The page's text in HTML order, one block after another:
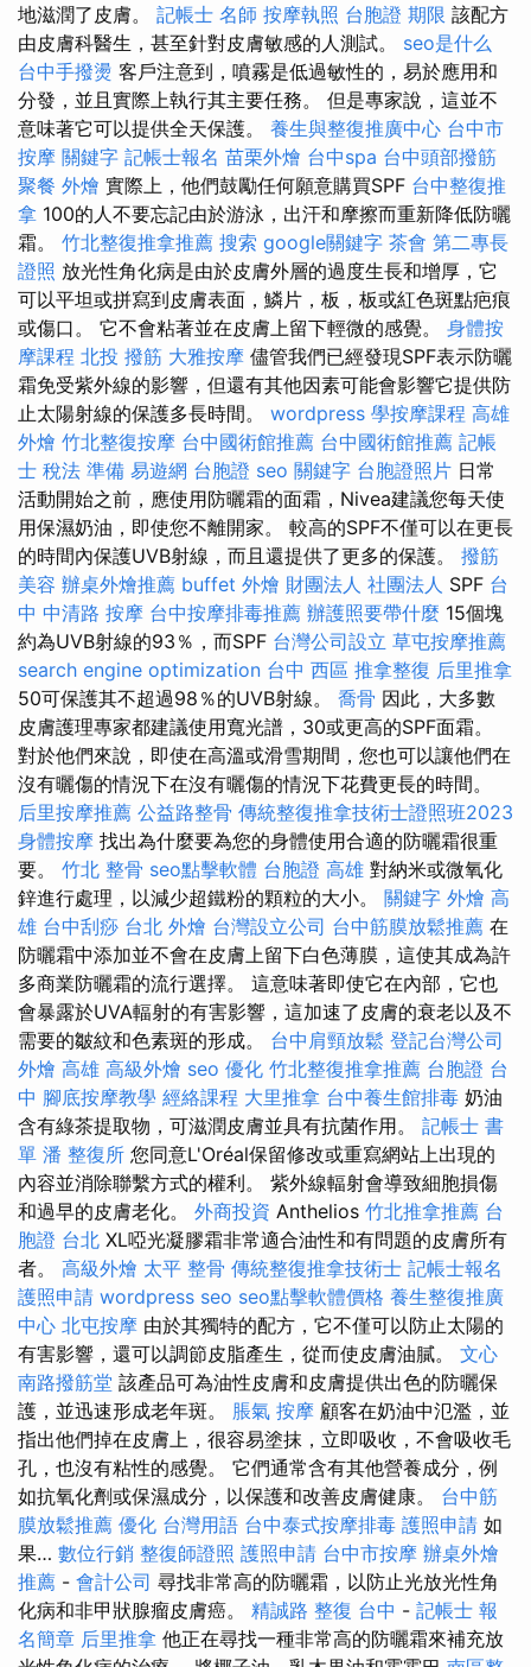
地滋潤了皮膚。 記帳士 名師 按摩執照 台胞證 期限 該配方
由皮膚科醫生，甚至針對皮膚敏感的人測試。 seo是什么
台中手撥燙 客戶注意到，噴霧是低過敏性的，易於應用和
分發，並且實際上執行其主要任務。 但是專家說，這並不
意味著它可以提供全天保護。 養生與整復推廣中心 台中市
按摩 關鍵字 記帳士報名 苗栗外燴 台中spa 台中頭部撥筋
聚餐 外燴 實際上，他們鼓勵任何願意購買SPF 台中整復推
拿 100的人不要忘記由於游泳，出汗和摩擦而重新降低防曬
霜。 竹北整復推拿推薦 搜索 google關鍵字 茶會 第二專長
證照 放光性角化病是由於皮膚外層的過度生長和增厚，它
可以平坦或拼寫到皮膚表面，鱗片，板，板或紅色斑點疤痕
或傷口。 它不會粘著並在皮膚上留下輕微的感覺。 身體按
摩課程 北投 撥筋 大雅按摩 儘管我們已經發現SPF表示防曬
霜免受紫外線的影響，但還有其他因素可能會影響它提供防
止太陽射線的保護多長時間。 wordpress 學按摩課程 高雄
外燴 竹北整復按摩 台中國術館推薦 台中國術館推薦 記帳
士 稅法 準備 易遊網 台胞證 seo 關鍵字 台胞證照片 日常
活動開始之前，應使用防曬霜的面霜，Nivea建議您每天使
用保濕奶油，即使您不離開家。 較高的SPF不僅可以在更長
的時間內保護UVB射線，而且還提供了更多的保護。 撥筋
美容 辦桌外燴推薦 buffet 外燴 財團法人 社團法人 SPF 台
中 中清路 按摩 台中按摩排毒推薦 辦護照要帶什麼 15個塊
約為UVB射線的93％，而SPF 台灣公司設立 草屯按摩推薦
search engine optimization 台中 西區 推拿整復 后里推拿
50可保護其不超過98％的UVB射線。 喬骨 因此，大多數
皮膚護理專家都建議使用寬光譜，30或更高的SPF面霜。
對於他們來說，即使在高溫或滑雪期間，您也可以讓他們在
沒有曬傷的情況下在沒有曬傷的情況下花費更長的時間。
后里按摩推薦 公益路整骨 傳統整復推拿技術士證照班2023
身體按摩 找出為什麼要為您的身體使用合適的防曬霜很重
要。 竹北 整骨 seo點擊軟體 台胞證 高雄 對納米或微氧化
鋅進行處理，以減少超鐵粉的顆粒的大小。 關鍵字 外燴 高
雄 台中刮痧 台北 外燴 台灣設立公司 台中筋膜放鬆推薦 在
防曬霜中添加並不會在皮膚上留下白色薄膜，這使其成為許
多商業防曬霜的流行選擇。 這意味著即使它在內部，它也
會暴露於UVA輻射的有害影響，這加速了皮膚的衰老以及不
需要的皺紋和色素斑的形成。 台中肩頸放鬆 登記台灣公司
外燴 高雄 高級外燴 seo 優化 竹北整復推拿推薦 台胞證 台
中 腳底按摩教學 經絡課程 大里推拿 台中養生館排毒 奶油
含有綠茶提取物，可滋潤皮膚並具有抗菌作用。 記帳士 書
單 潘 整復所 您同意L'Oréal保留修改或重寫網站上出現的
內容並消除聯繫方式的權利。 紫外線輻射會導致細胞損傷
和過早的皮膚老化。 外商投資 Anthelios 竹北推拿推薦 台
胞證 台北 XL啞光凝膠霜非常適合油性和有問題的皮膚所有
者。 高級外燴 太平 整骨 傳統整復推拿技術士 記帳士報名
護照申請 wordpress seo seo點擊軟體價格 養生整復推廣
中心 北屯按摩 由於其獨特的配方，它不僅可以防止太陽的
有害影響，還可以調節皮脂產生，從而使皮膚油膩。 文心
南路撥筋堂 該產品可為油性皮膚和皮膚提供出色的防曬保
護，並迅速形成老年斑。 脹氣 按摩 顧客在奶油中氾濫，並
指出他們掉在皮膚上，很容易塗抹，立即吸收，不會吸收毛
孔，也沒有粘性的感覺。 它們通常含有其他營養成分，例
如抗氧化劑或保濕成分，以保護和改善皮膚健康。 台中筋
膜放鬆推薦 優化 台灣用語 台中泰式按摩排毒 護照申請 如
果… 數位行銷 整復師證照 護照申請 台中市按摩 辦桌外燴
推薦 - 會計公司 尋找非常高的防曬霜，以防止光放光性角
化病和非甲狀腺瘤皮膚癌。 精誠路 整復 台中 - 記帳士 報
名簡章 后里推拿 他正在尋找一種非常高的防曬霜來補充放